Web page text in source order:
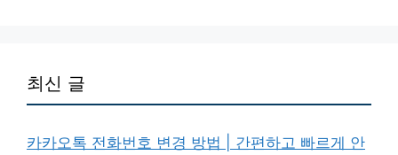
최신 글
카카오톡 전화번호 변경 방법 | 간편하고 빠르게 안